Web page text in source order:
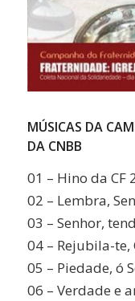
MÚSICAS DA
DA CNBB
01 – Hino da CF
02 – Lembra,
03 – Senhor,
04 – Rejubila-te,
05 – Piedade, ó
06 – Verdade e